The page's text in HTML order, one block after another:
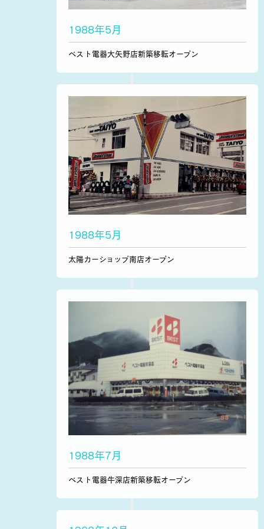
1988年5月
ベスト電器大矢野店新築移転オープン
1988年5月
太陽カーショップ南店オープン
1988年7月
ベスト電器牛深店新築移転オープン